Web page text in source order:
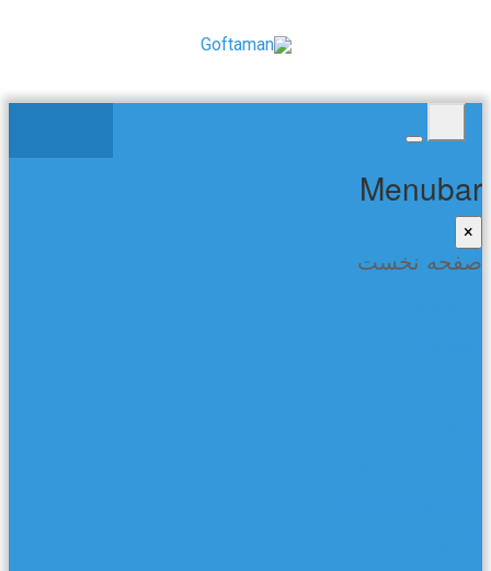
Menubar
×
صفحه نخست